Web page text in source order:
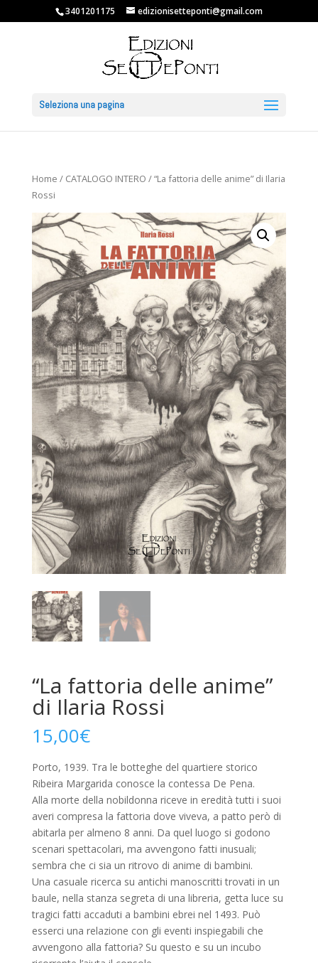
3401201175 edizionisetteponti@gmail.com
Seleziona una pagina
Home / CATALOGO INTERO / “La fattoria delle anime” di Ilaria
Rossi
“La fattoria delle anime”
di Ilaria Rossi
15,00€
Porto, 1939. Tra le botteghe del quartiere storico
Ribeira Margarida conosce la contessa De Pena.
Alla morte della nobildonna riceve in eredità tutti i suoi
averi compresa la fattoria dove viveva, a patto però di
abitarla per almeno 8 anni. Da quel luogo si godono
scenari spettacolari, ma avvengono fatti inusuali;
sembra che ci sia un ritrovo di anime di bambini.
Una casuale ricerca su antichi manoscritti trovati in un
baule, nella stanza segreta di una libreria, getta luce su
tragici fatti accaduti a bambini ebrei nel 1493. Può
esserci una relazione con gli eventi inspiegabili che
avvengono alla fattoria? Su questo e su un incubo